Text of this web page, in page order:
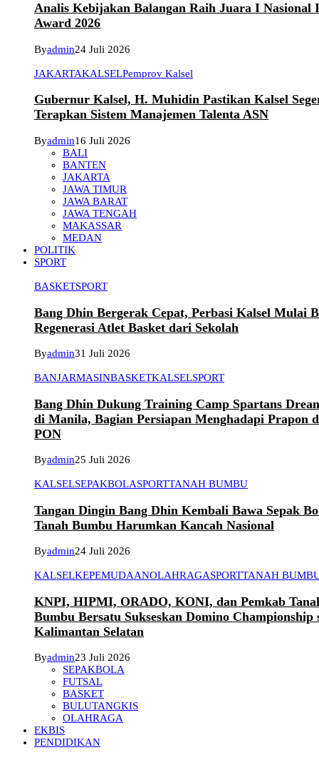
Analis Kebijakan Balangan Raih Juara I Nasional
Award 2026
Byadmin24 Juli 2026
JAKARTAKALSELPemprov Kalsel
Gubernur Kalsel, H. Muhidin Pastikan Kalsel
Terapkan Sistem Manajemen Talenta ASN
Byadmin16 Juli 2026
BALI
BANTEN
JAKARTA
JAWA TIMUR
JAWA BARAT
JAWA TENGAH
MAKASSAR
MEDAN
POLITIK
SPORT
BASKETSPORT
Bang Dhin Bergerak Cepat, Perbasi Kalsel Mulai
Regenerasi Atlet Basket dari Sekolah
Byadmin31 Juli 2026
BANJARMASINBASKETKALSELSPORT
Bang Dhin Dukung Training Camp Spartans
di Manila, Bagian Persiapan Menghadapi Prapon
PON
Byadmin25 Juli 2026
KALSELSEPAKBOLASPORTTANAH BUMBU
Tangan Dingin Bang Dhin Kembali Bawa Sepak
Tanah Bumbu Harumkan Kancah Nasional
Byadmin24 Juli 2026
KALSELKEPEMUDAANOLAHRAGASPORTTANAH
KNPI, HIPMI, ORADO, KONI, dan Pemkab
Bumbu Bersatu Sukseskan Domino Championship
Kalimantan Selatan
Byadmin23 Juli 2026
SEPAKBOLA
FUTSAL
BASKET
BULUTANGKIS
OLAHRAGA
EKBIS
PENDIDIKAN